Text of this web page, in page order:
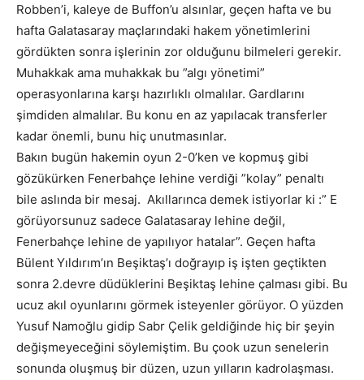
Robben’i, kaleye de Buffon’u alsınlar, geçen hafta ve bu
hafta Galatasaray maçlarındaki hakem yönetimlerini
gördükten sonra işlerinin zor olduğunu bilmeleri gerekir.
Muhakkak ama muhakkak bu ”algı yönetimi”
operasyonlarına karşı hazırlıklı olmalılar. Gardlarını
şimdiden almalılar. Bu konu en az yapılacak transferler
kadar önemli, bunu hiç unutmasınlar.
Bakın bugün hakemin oyun 2-0’ken ve kopmuş gibi
gözükürken Fenerbahçe lehine verdiği ”kolay” penaltı
bile aslında bir mesaj. Akıllarınca demek istiyorlar ki :” E
görüyorsunuz sadece Galatasaray lehine değil,
Fenerbahçe lehine de yapılıyor hatalar”. Geçen hafta
Bülent Yıldırım’ın Beşiktaş’ı doğrayıp iş işten geçtikten
sonra 2.devre düdüklerini Beşiktaş lehine çalması gibi. Bu
ucuz akıl oyunlarını görmek isteyenler görüyor. O yüzden
Yusuf Namoğlu gidip Sabr Çelik geldiğinde hiç bir şeyin
değişmeyeceğini söylemiştim. Bu çook uzun senelerin
sonunda oluşmuş bir düzen, uzun yılların kadrolaşması.